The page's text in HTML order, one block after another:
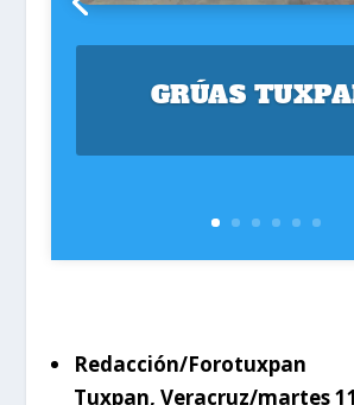
GRÚAS
Redacción/Forotuxpan
Tuxpan, Veracruz/martes